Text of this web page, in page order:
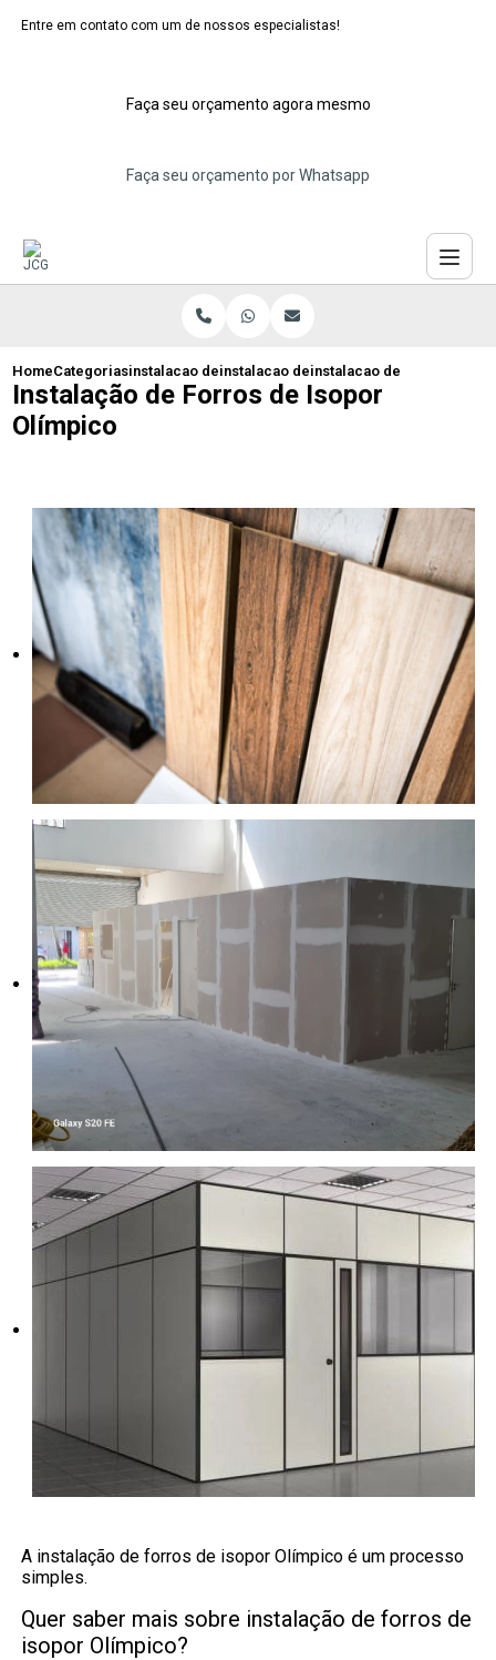
Entre em contato com um de nossos especialistas!
Faça seu orçamento agora mesmo
Faça seu orçamento por Whatsapp
HomeCategoriasinstalacao de forros de isopor
instalacao de forro de isopor para teto
instalacao de forros de
Instalação de Forros de Isopor
Olímpico
A instalação de forros de isopor Olímpico é um processo
simples.
Quer saber mais sobre instalação de forros de
isopor Olímpico?